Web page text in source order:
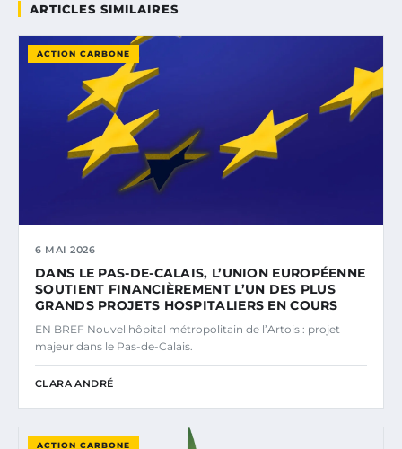
ARTICLES SIMILAIRES
ACTION CARBONE
6 MAI 2026
DANS LE PAS-DE-CALAIS, L’UNION EUROPÉENNE
SOUTIENT FINANCIÈREMENT L’UN DES PLUS
GRANDS PROJETS HOSPITALIERS EN COURS
EN BREF Nouvel hôpital métropolitain de l’Artois : projet
majeur dans le Pas-de-Calais.
CLARA ANDRÉ
ACTION CARBONE